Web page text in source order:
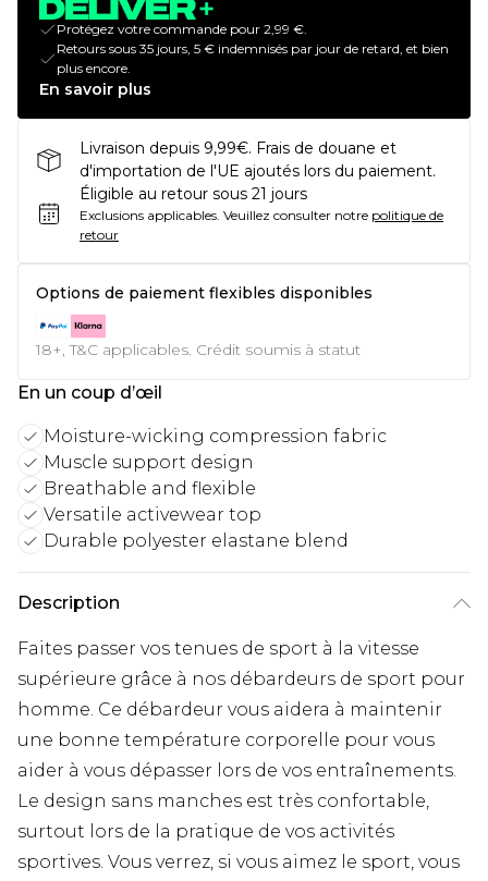
Protégez votre commande pour 2,99 €.
Retours sous 35 jours, 5 € indemnisés par jour de retard, et bien
plus encore.
En savoir plus
Livraison depuis 9,99€. Frais de douane et
d'importation de l'UE ajoutés lors du paiement.
Éligible au retour sous 21 jours
Exclusions applicables. Veuillez consulter notre politique de
retour
Options de paiement flexibles disponibles
18+, T&C applicables. Crédit soumis à statut
En un coup d’œil
Moisture-wicking compression fabric
Muscle support design
Breathable and flexible
Versatile activewear top
Durable polyester elastane blend
Description
Faites passer vos tenues de sport à la vitesse
supérieure grâce à nos débardeurs de sport pour
homme. Ce débardeur vous aidera à maintenir
une bonne température corporelle pour vous
aider à vous dépasser lors de vos entraînements.
Le design sans manches est très confortable,
surtout lors de la pratique de vos activités
sportives. Vous verrez, si vous aimez le sport, vous